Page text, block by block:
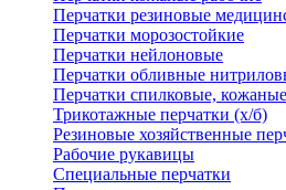
Перчатки резиновые
Перчатки морозостойкие
Перчатки нейлоновые
Перчатки обливные
Перчатки спилковые, кожаные
Трикотажные перчатки (х/б)
Резиновые хозяйственные
Рабочие рукавицы
Специальные перчатки